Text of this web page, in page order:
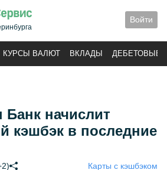
Войти
КУРСЫ ВАЛЮТ ВКЛАДЫ ДЕБЕТОВЫЕ
начислит
кэшбэк в последние
Карты с кэшбэком